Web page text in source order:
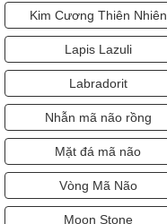
Kim Cương Thiên Nhiên
Lapis Lazuli
Labradorit
Nhẫn mã não rồng
Mặt đá mã não
Vòng Mã Não
Moon Stone